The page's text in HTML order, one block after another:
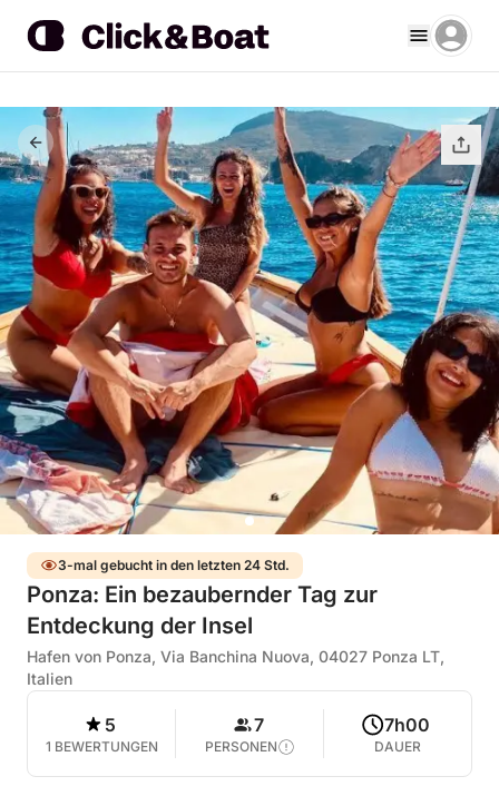
3-mal gebucht in den letzten 24 Std.
Ponza: Ein bezaubernder Tag zur
Entdeckung der Insel
Hafen von Ponza, Via Banchina Nuova, 04027 Ponza LT,
Italien
5
1 BEWERTUNGEN
7
PERSONEN
7h00
DAUER